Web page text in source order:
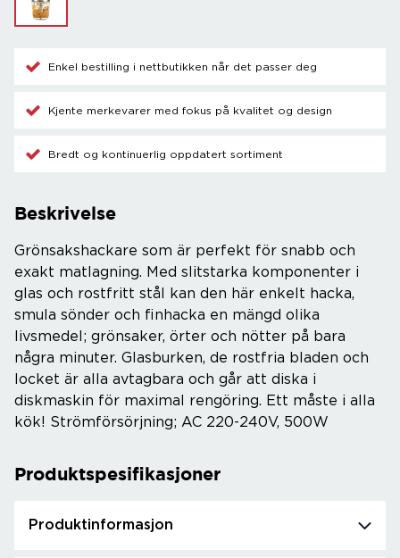
Enkel bestilling i nettbutikken når det passer deg
Kjente merkevarer med fokus på kvalitet og design
Bredt og kontinuerlig oppdatert sortiment
Beskrivelse
Grönsakshackare som är perfekt för snabb och
exakt matlagning. Med slitstarka komponenter i
glas och rostfritt stål kan den här enkelt hacka,
smula sönder och finhacka en mängd olika
livsmedel; grönsaker, örter och nötter på bara
några minuter. Glasburken, de rostfria bladen och
locket är alla avtagbara och går att diska i
diskmaskin för maximal rengöring. Ett måste i alla
kök! Strömförsörjning; AC 220-240V, 500W
Produktspesifikasjoner
Produktinformasjon